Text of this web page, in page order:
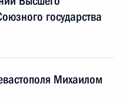
государства
Михаилом